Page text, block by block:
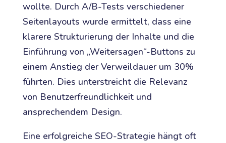
wollte. Durch A/B-Tests verschiedener
Seitenlayouts wurde ermittelt, dass eine
klarere Strukturierung der Inhalte und die
Einführung von „Weitersagen“-Buttons zu
einem Anstieg der Verweildauer um 30%
führten. Dies unterstreicht die Relevanz
von Benutzerfreundlichkeit und
ansprechendem Design.
Eine erfolgreiche SEO-Strategie hängt oft